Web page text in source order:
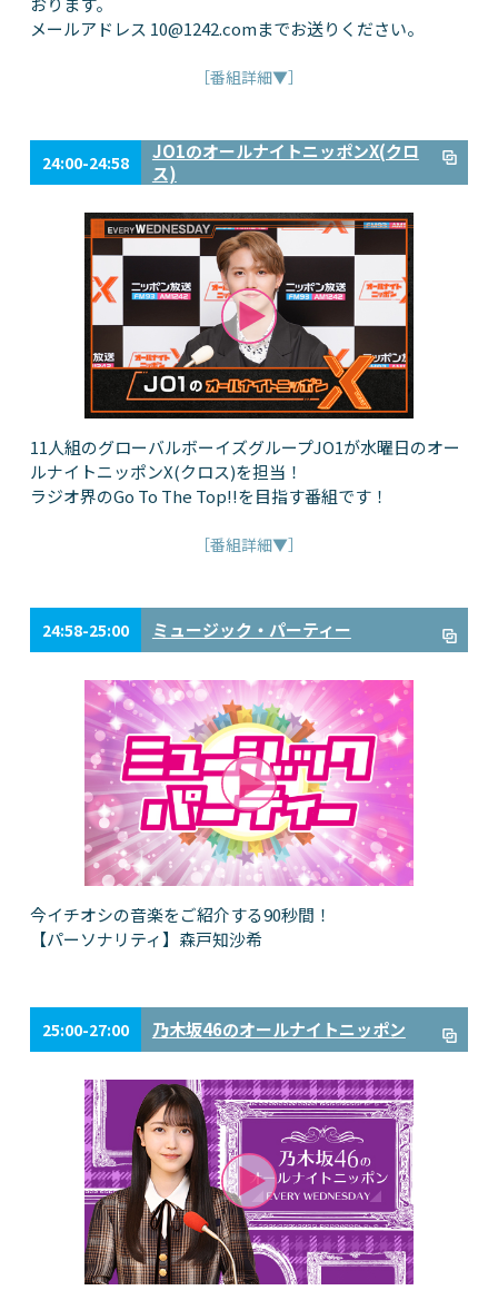
メールアドレス 10@1242.comまでお送りください。
［番組詳細▼］
24:00-24:58
JO1のオールナイトニッポンX(クロ
ス)
11人組のグローバルボーイズグループJO1が水曜日のオー
ルナイトニッポンX(クロス)を担当！
ラジオ界のGo To The Top!!を目指す番組です！
［番組詳細▼］
24:58-25:00 ミュージック・パーティー
今イチオシの音楽をご紹介する90秒間！
【パーソナリティ】森戸知沙希
25:00-27:00 乃木坂46のオールナイトニッポン